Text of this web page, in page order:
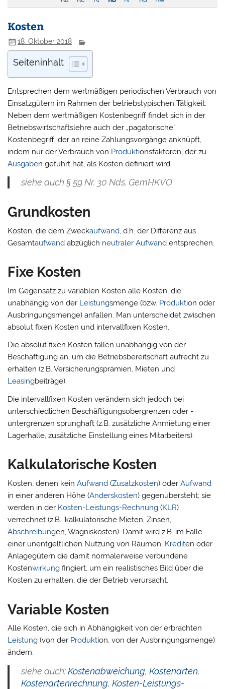
Kosten
18. Oktober 2018
Seiteninhalt
Entsprechen dem wertmäßigen periodischen Verbrauch von
Einsatzgütern im Rahmen der betriebstypischen Tätigkeit.
Neben dem wertmäßigen Kostenbegriff findet sich in der
Betriebswirtschaftslehre auch der „pagatorische“
Kostenbegriff, der an reine Zahlungsvorgänge anknüpft,
indem nur der Verbrauch von Produktionsfaktoren, der zu
Ausgaben geführt hat, als Kosten definiert wird.
siehe auch § 59 Nr. 30 Nds. GemHKVO
Grundkosten
Kosten, die dem Zweckaufwand, d.h. der Differenz aus
Gesamtaufwand abzüglich neutraler Aufwand entsprechen.
Fixe Kosten
Im Gegensatz zu variablen Kosten alle Kosten, die
unabhängig von der Leistungsmenge (bzw. Produktion oder
Ausbringungsmenge) anfallen. Man unterscheidet zwischen
absolut fixen Kosten und intervallfixen Kosten.
Die absolut fixen Kosten fallen unabhängig von der
Beschäftigung an, um die Betriebsbereitschaft aufrecht zu
erhalten (z.B. Versicherungsprämien, Mieten und
Leasingbeiträge).
Die intervallfixen Kosten verändern sich jedoch bei
unterschiedlichen Beschäftigungsobergrenzen oder -
untergrenzen sprunghaft (z.B. zusätzliche Anmietung einer
Lagerhalle, zusätzliche Einstellung eines Mitarbeiters).
Kalkulatorische Kosten
Kosten, denen keinAufwand (Zusatzkosten) oderAufwand
in einer anderen Höhe (Anderskosten) gegenübersteht; sie
werden in der Kosten-Leistungs-Rechnung (KLR)
verrechnet (z.B.: kalkulatorische Mieten, Zinsen,
Abschreibungen, Wagniskosten). Damit wird z.B. im Falle
einer unentgeltlichen Nutzung von Räumen, Krediten oder
Anlagegütern die damit normalerweise verbundene
Kostenwirkung fingiert, um ein realistisches Bild über die
Kosten zu erhalten, die der Betrieb verursacht.
Variable Kosten
Alle Kosten, die sich in Abhängigkeit von der erbrachten
Leistung (von der Produktion, von der Ausbringungsmenge)
ändern.
siehe auch:Kostenabweichung, Kostenarten,
Kostenartenrechnung, Kosten-Leistungs-